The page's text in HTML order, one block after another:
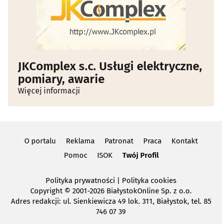
JKComplex s.c. Usługi elektryczne,
pomiary, awarie
Więcej informacji
O portalu Reklama Patronat Praca
Kontakt
Pomoc
ISOK Twój Profil
Polityka prywatności | Polityka cookies
Copyright © 2001-2026 BiałystokOnline Sp. z o.o.
Adres redakcji: ul. Sienkiewicza 49 lok. 311, Białystok, tel. 85
746 07 39